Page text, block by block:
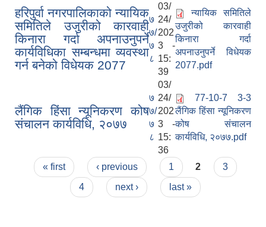
हरिपुर्वा नगरपालिकाको न्यायिक
समितिले उजुरीको कारवाही
किनारा गर्दा अपनाउनुपर्ने
कार्यविधिका सम्बन्धमा व्यवस्था
गर्न बनेको विधेयक 2077
७
७/
७
८
03/
24/
202
3 -
15:
39
न्यायिक समितिले
उजुरीको कारवाही
किनारा गर्दा
अपनाउनुपर्ने विधेयक
2077.pdf
लैंगिक हिंसा न्यूनिकरण कोष
संचालन कार्यविधि, २०७७
७
७/
७
८
03/
24/
202
3 -
15:
36
77-10-7 3-3
लैंगिक हिंसा न्यूनिकरण
कोष संचालन
कार्यविधि, २०७७.pdf
Pages
« first ‹ previous 1 2
3
4
next › last »